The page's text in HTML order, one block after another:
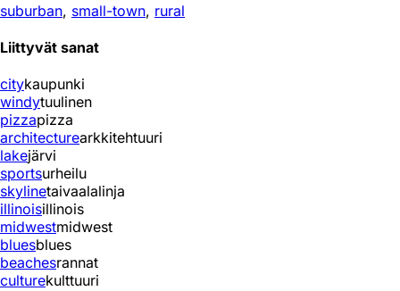
suburban, small-town, rural
Liittyvät sanat
citykaupunki
windytuulinen
pizzapizza
architecturearkkitehtuuri
lakejärvi
sportsurheilu
skylinetaivaalalinja
illinoisillinois
midwestmidwest
bluesblues
beachesrannat
culturekulttuuri